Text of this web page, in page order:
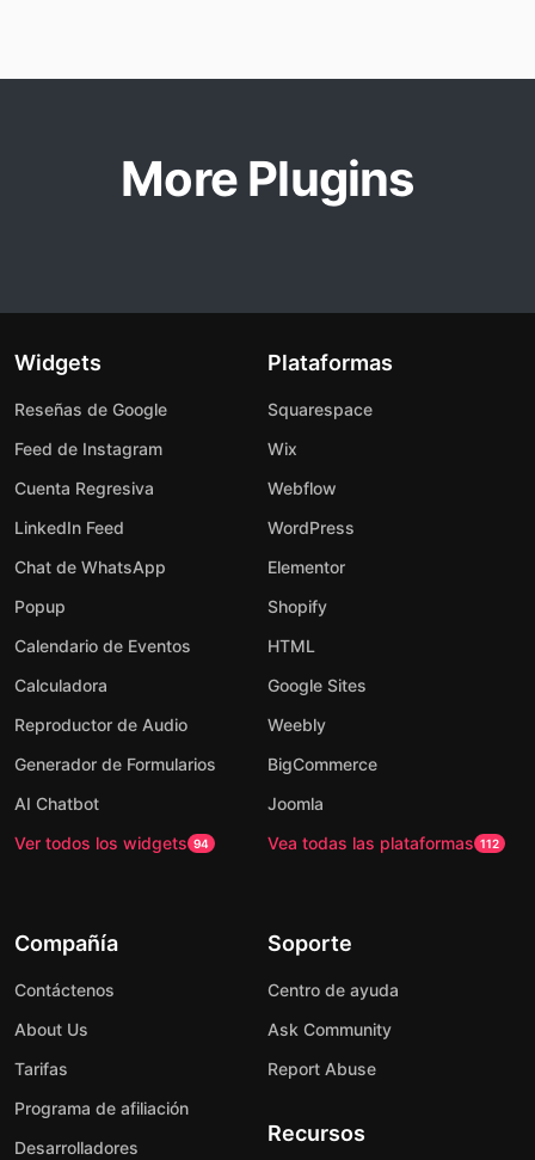
More Plugins
Widgets
Reseñas de Google
Feed de Instagram
Cuenta Regresiva
LinkedIn Feed
Chat de WhatsApp
Popup
Calendario de Eventos
Calculadora
Reproductor de Audio
Generador de Formularios
AI Chatbot
Ver todos los widgets 94
Plataformas
Squarespace
Wix
Webflow
WordPress
Elementor
Shopify
HTML
Google Sites
Weebly
BigCommerce
Joomla
Vea todas las plataformas 112
Compañía
Contáctenos
About Us
Tarifas
Programa de afiliación
Desarrolladores
Soporte
Centro de ayuda
Ask Community
Report Abuse
Recursos